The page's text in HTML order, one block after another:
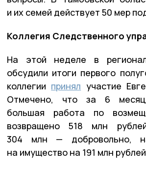
и их семей действует 50 мер
Коллегия Следственного
На этой неделе в
обсудили итоги первого
коллегии принял участие
Отмечено, что за 6
большая работа по
возвращено 518 млн
304 млн — добровольно,
на имущество на 191 млн